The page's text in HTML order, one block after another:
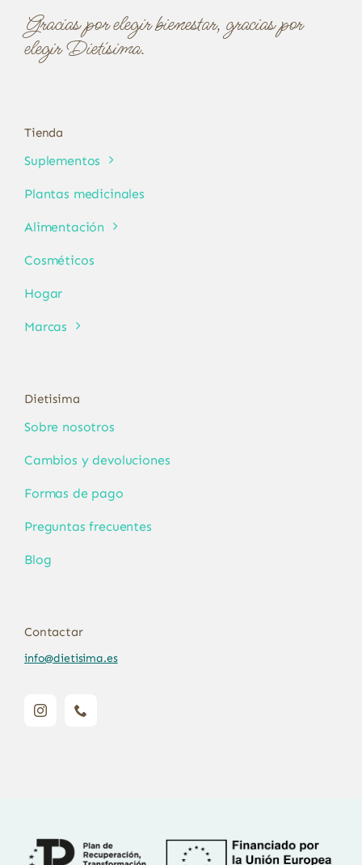
Gracias por elegir bienestar, gracias por
elegir Dietísima.
Tienda
Suplementos
Plantas medicinales
Alimentación
Cosméticos
Hogar
Marcas
Dietisima
Sobre nosotros
Cambios y devoluciones
Formas de pago
Preguntas frecuentes
Blog
Contactar
info@dietisima.es